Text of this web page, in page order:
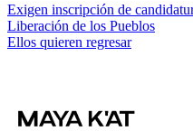
Navegación
de
Exigen inscripción de
Liberación de los Pueblos
Ellos quieren regresar